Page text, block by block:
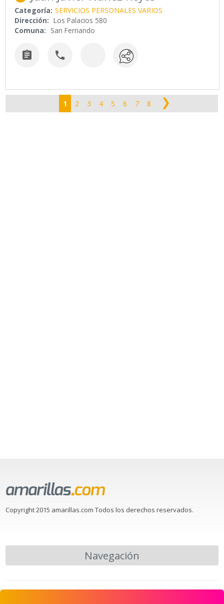
Categoría: SERVICIOS PERSONALES VARIOS
Dirección: Los Palacios 580
Comuna: San Fernando
 
1 2 3 4 5 6 7 8 ❯
Copyright 2015 amarillas.com Todos los derechos reservados.
Navegación